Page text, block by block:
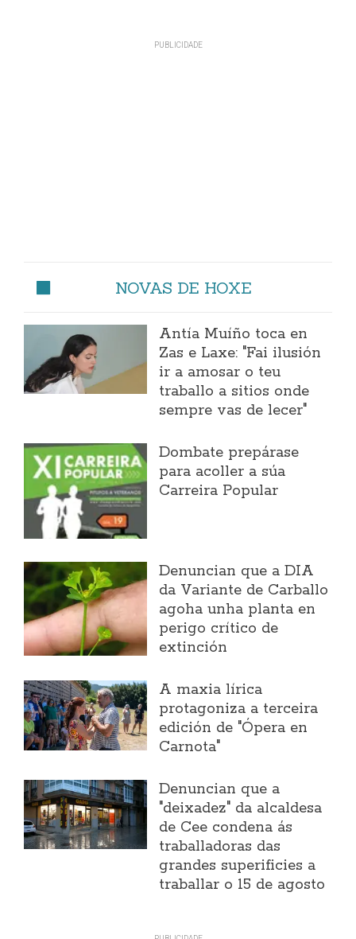
NOVAS DE HOXE
Antía Muíño toca en
Zas e Laxe: "Fai ilusión
ir a amosar o teu
traballo a sitios onde
sempre vas de lecer"
Dombate prepárase
para acoller a súa
Carreira Popular
Denuncian que a DIA
da Variante de Carballo
agoha unha planta en
perigo crítico de
extinción
A maxia lírica
protagoniza a terceira
edición de "Ópera en
Carnota"
Denuncian que a
"deixadez" da alcaldesa
de Cee condena ás
traballadoras das
grandes superificies a
traballar o 15 de agosto